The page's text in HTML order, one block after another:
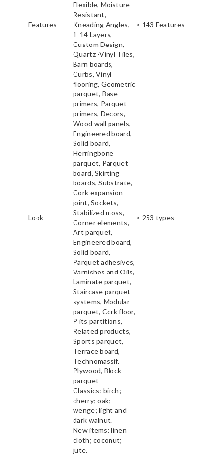
Features
Flexible, Moisture
Resistant,
Kneading Angles,
1-14 Layers,
Custom Design,
> 143 Features
Look
Quartz -Vinyl Tiles,
Barn boards,
Curbs, Vinyl
flooring, Geometric
parquet, Base
primers, Parquet
primers, Decors,
Wood wall panels,
Engineered board,
Solid board,
Herringbone
parquet, Parquet
board, Skirting
boards, Substrate,
Cork expansion
joint, Sockets,
Stabilized moss,
Corner elements,
Art parquet,
Engineered board,
Solid board,
Parquet adhesives,
Varnishes and Oils,
Laminate parquet,
Staircase parquet
systems, Modular
parquet, Cork floor,
P its partitions,
Related products,
Sports parquet,
Terrace board,
Technomassif,
Plywood, Block
parquet
> 253 types
Classics: birch;
cherry; oak;
wenge; light and
dark walnut.
New items: linen
cloth; coconut;
jute.